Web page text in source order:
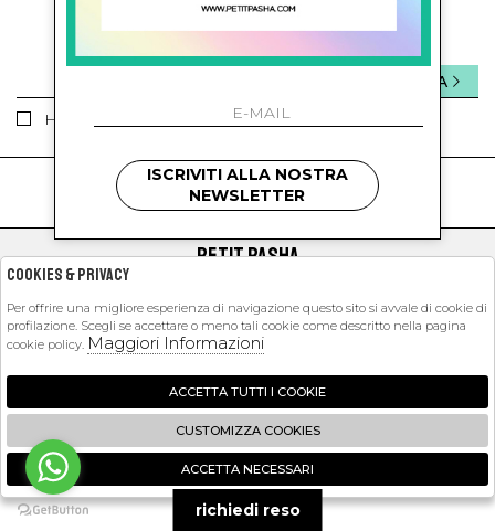
ISCRIVITI ALLA NEWSLETTER
Ho letto ed accettato le condizioni sulla privacy.
INVIA
kids
PETIT PASHA
EXTRA
2026 Petit Pasha - P.iva : 09423341214 Powered by
Zucchetti
🍪
ISCRIVITI ALLA NOSTRA
NEWSLETTER
richiedi reso
Cookies & Privacy
Per offrire una migliore esperienza di navigazione questo sito si avvale di cookie di
profilazione. Scegli se accettare o meno tali cookie come descritto nella pagina
cookie policy. Maggiori Informazioni
ACCETTA TUTTI I COOKIE
CUSTOMIZZA COOKIES
ACCETTA NECESSARI